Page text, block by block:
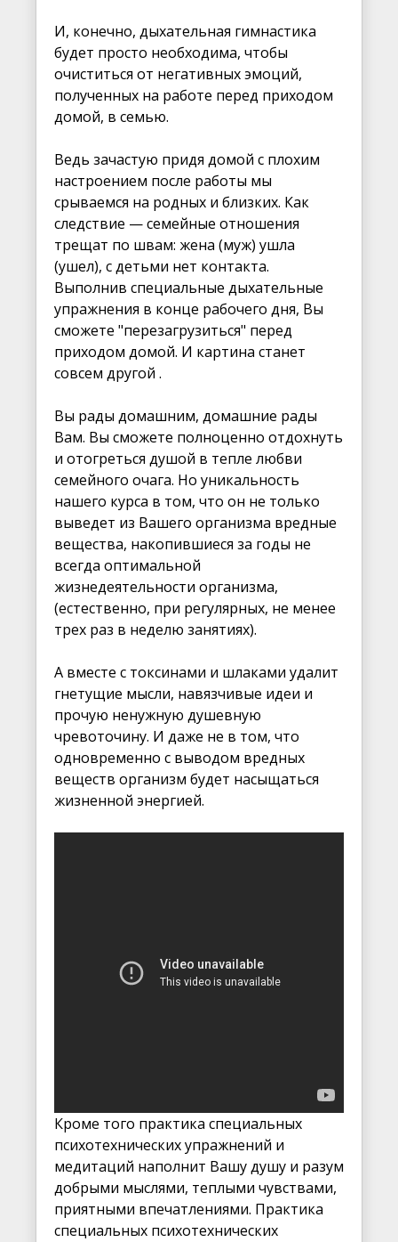
И, конечно, дыхательная гимнастика
будет просто необходима, чтобы
очиститься от негативных эмоций,
полученных на работе перед приходом
домой, в семью.
Ведь зачастую придя домой с плохим
настроением после работы мы
срываемся на родных и близких. Как
следствие — семейные отношения
трещат по швам: жена (муж) ушла
(ушел), с детьми нет контакта.
Выполнив специальные дыхательные
упражнения в конце рабочего дня, Вы
сможете "перезагрузиться" перед
приходом домой. И картина станет
совсем другой .
Вы рады домашним, домашние рады
Вам. Вы сможете полноценно отдохнуть
и отогреться душой в тепле любви
семейного очага. Но уникальность
нашего курса в том, что он не только
выведет из Вашего организма вредные
вещества, накопившиеся за годы не
всегда оптимальной
жизнедеятельности организма,
(естественно, при регулярных, не менее
трех раз в неделю занятиях).
А вместе с токсинами и шлаками удалит
гнетущие мысли, навязчивые идеи и
прочую ненужную душевную
чревоточину. И даже не в том, что
одновременно с выводом вредных
веществ организм будет насыщаться
жизненной энергией.
Кроме того практика специальных
психотехнических упражнений и
медитаций наполнит Вашу душу и разум
добрыми мыслями, теплыми чувствами,
приятными впечатлениями. Практика
специальных психотехнических